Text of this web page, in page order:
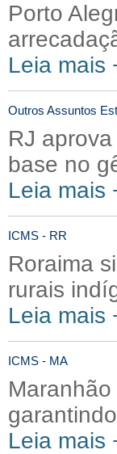
Porto
Leia mais
Outros Assuntos
RJ
base no
Leia mais
ICMS - RR
Roraima
rurais
Leia mais
ICMS - MA
Leia mais